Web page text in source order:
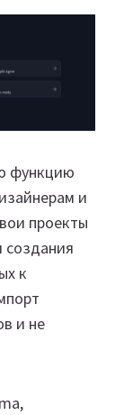
функцию
и
проекты
создания
к
и не